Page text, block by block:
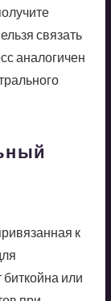
связать
аналогичен
к
или